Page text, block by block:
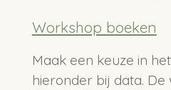
Workshop boeken
Maak een keuze in
hieronder bij data.